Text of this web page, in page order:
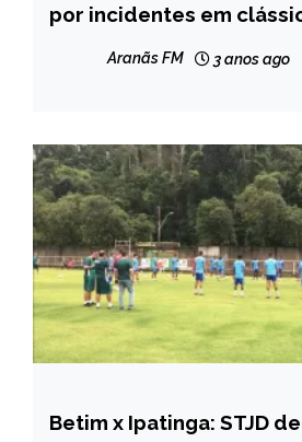
por incidentes em
Aranãs FM 3 anos ago
ESPORTES
Betim x Ipatinga: STJD